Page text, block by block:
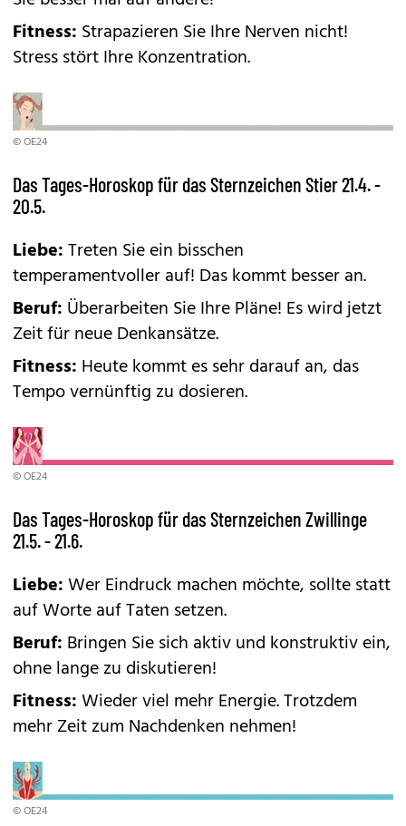
Fitness: Strapazieren Sie Ihre Nerven nicht!
Stress stört Ihre Konzentration.
© OE24
Das Tages-Horoskop für das Sternzeichen Stier 21.4. -
20.5.
Liebe:Treten Sie ein bisschen
temperamentvoller auf! Das kommt besser an.
Beruf: Überarbeiten Sie Ihre Pläne! Es wird jetzt
Zeit für neue Denkansätze.
Fitness: Heute kommt es sehr darauf an, das
Tempo vernünftig zu dosieren.
© OE24
Das Tages-Horoskop für das Sternzeichen Zwillinge
21.5. - 21.6.
Liebe:Wer Eindruck machen möchte, sollte statt
auf Worte auf Taten setzen.
Beruf: Bringen Sie sich aktiv und konstruktiv ein,
ohne lange zu diskutieren!
Fitness:Wieder viel mehr Energie. Trotzdem
mehr Zeit zum Nachdenken nehmen!
© OE24